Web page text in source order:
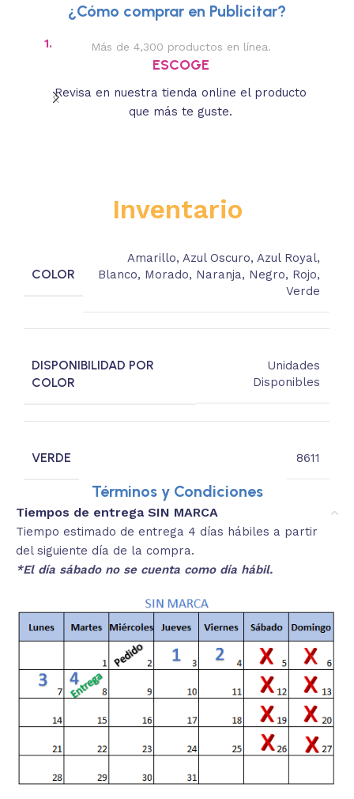
¿Cómo comprar en Publicitar?
1. Más de 4,300 productos en línea.
ESCOGE
Revisa en nuestra tienda online el producto
que más te guste.
Inventario
COLOR
Amarillo,Azul Oscuro,Azul Royal,
Blanco, Morado, Naranja, Negro, Rojo,
Verde
DISPONIBILIDAD POR
COLOR
Unidades
Disponibles
VERDE 8611
Términos y Condiciones
Tiempos de entrega SIN MARCA
Tiempo estimado de entrega 4 días hábiles a partir
del siguiente día de la compra.
*El día sábado no se cuenta como día hábil.